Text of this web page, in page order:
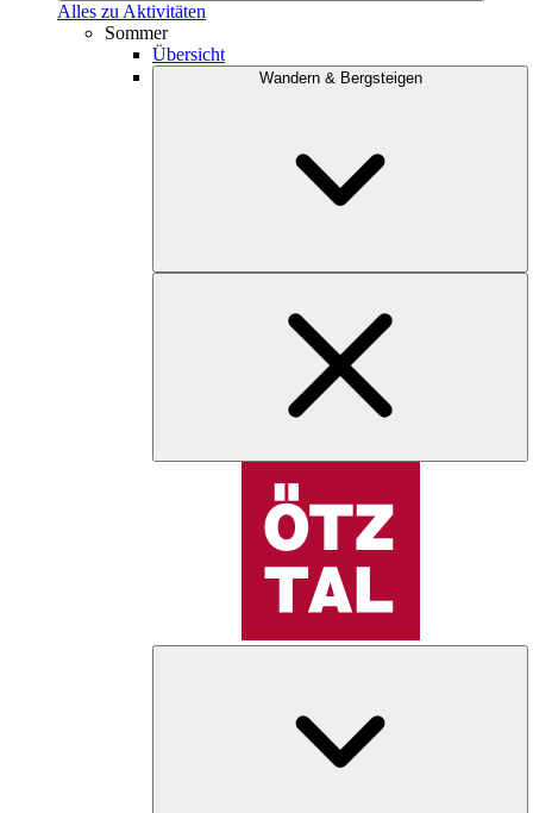
Alles zu Aktivitäten
Sommer
Übersicht
Wandern & Bergsteigen